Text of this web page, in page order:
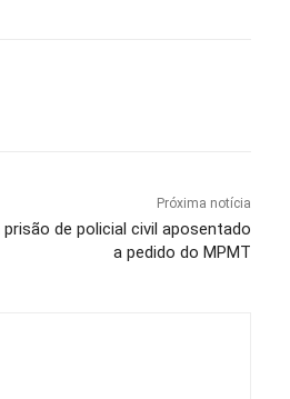
Próxima notícia
de policial civil aposentado
a pedido do MPMT